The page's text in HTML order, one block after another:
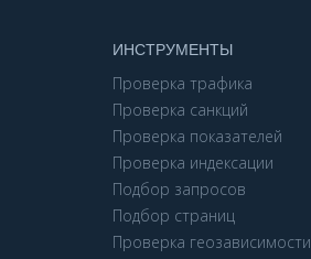
ИНСТРУМЕНТЫ
Проверка трафика
Проверка санкций
Проверка показателей
Проверка индексации
Подбор запросов
Подбор страниц
Проверка геозависимости